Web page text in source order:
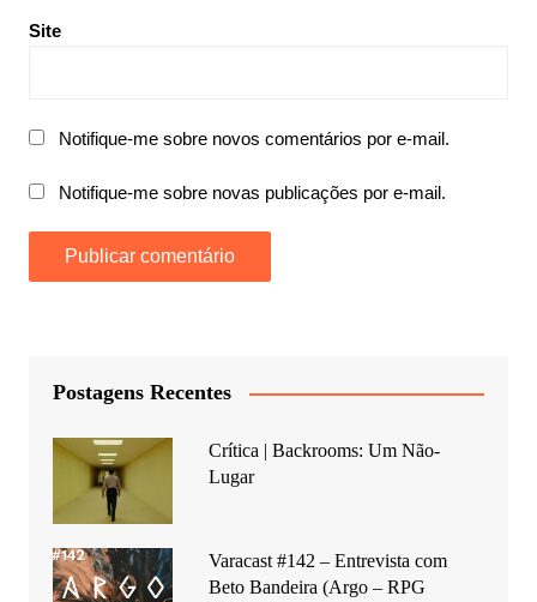
Site
Notifique-me sobre novos comentários por e-mail.
Notifique-me sobre novas publicações por e-mail.
Postagens Recentes
Crítica | Backrooms: Um Não-
Lugar
Varacast #142 – Entrevista com
Beto Bandeira (Argo – RPG